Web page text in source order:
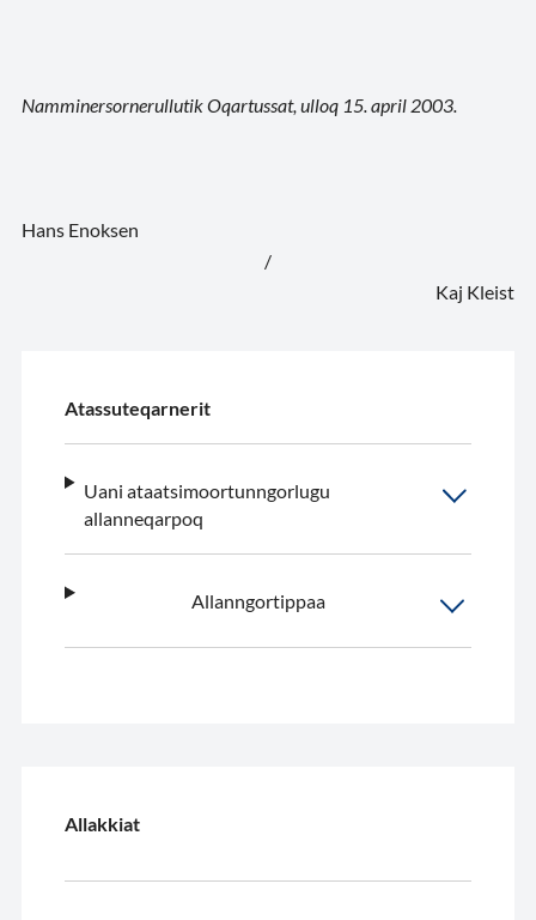
Namminersornerullutik Oqartussat, ulloq 15. april 2003.
Hans Enoksen
/
Kaj Kleist
Atassuteqarnerit
Uani ataatsimoortunngorlugu
allanneqarpoq
Allanngortippaa
Allakkiat